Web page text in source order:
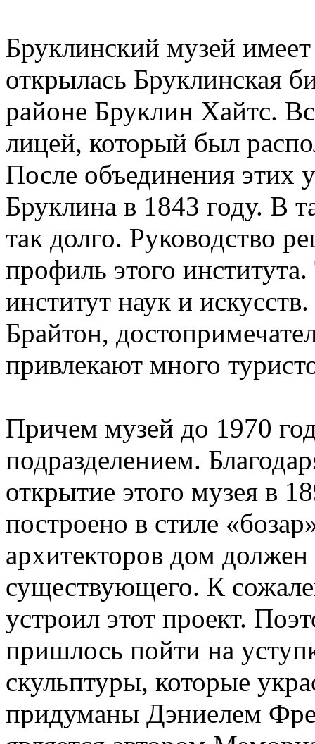
Бруклинский музей
открылась Бруклинская
районе Бруклин Хайтс.
лицей, который был
После объединения этих
Бруклина в 1843 году. В
так долго. Руководство
профиль этого
институт наук и
Брайтон,
привлекают много
Причем музей до 1970
подразделением.
открытие этого музея в
построено в стиле
архитекторов дом
существующего. К
устроил этот проект.
пришлось пойти на
скульптуры, которые
придуманы Дэниелем